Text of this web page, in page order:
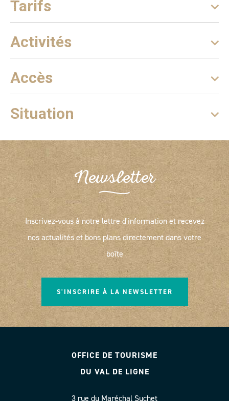
Tarifs
Activités
Accès
Situation
Newsletter
Inscrivez-vous à notre lettre d'information et recevez
nos actualités et bons plans directement dans votre
boîte
S'INSCRIRE À LA NEWSLETTER
OFFICE DE TOURISME
DU VAL DE LIGNE
3 rue du Maréchal Suchet